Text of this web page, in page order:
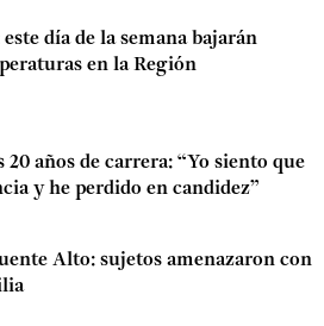
día de la semana bajarán
en la Región
20 años de carrera: “Yo siento que
y he perdido en candidez”
Alto: sujetos amenazaron con